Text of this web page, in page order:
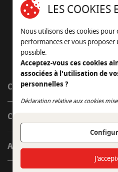
05 45
Nous
CÔTÉ OUTDOOR
CÔTÉ INDOOR
AUTOUR DE LA TABLE
LES COOKIES
Nous utilisons des cookies pour
performances et vous proposer
possible.
Acceptez-vous ces cookies
associées à l'utilisation de
personnelles ?
Déclaration relative aux cookies
Continuer